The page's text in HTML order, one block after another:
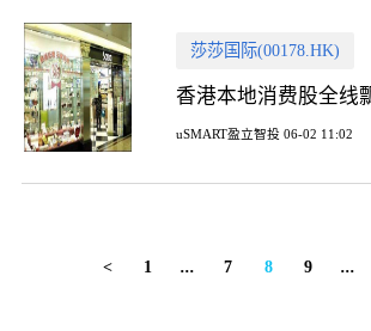
莎莎国际(00178.HK)
香港本地消费股全线
uSMART盈立智投 06-02 11:02
< 1 ... 7 8 9 ...